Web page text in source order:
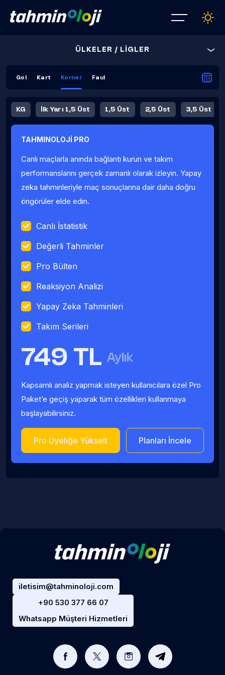
ÜLKELER / LİGLER
Gol Kart Korner Faul
KG İlk Yarı 1,5 Üst 1,5 Üst 2,5 Üst 3,5 Üst
Fauller Ortalama
TAHMINOLOJİ PRO
Canlı maçlarla anında bağlantı kurun ve takım
performanslarını gerçek zamanlı olarak izleyin. Yapay
zeka tahminleriyle maç sonuçlarına dair daha doğru
öngörüler elde edin.
Canlı İstatistik
Değerli Tahminler
Pro Bülten
Reaksiyon Analizi
Yapay Zeka Tahminleri
Takım Serileri
749 TL Aylık
Kapsamlı analiz yapmak isteyen kullanıcılara özel Pro
Paket’e geçiş yaparak tüm özellikleri kullanmaya
başlayabilirsiniz.
Pro Üyeliğe Yükselt Planları İncele
iletisim@tahminoloji.com
+90 530 377 66 07
Whatsapp Müşteri Hizmetleri